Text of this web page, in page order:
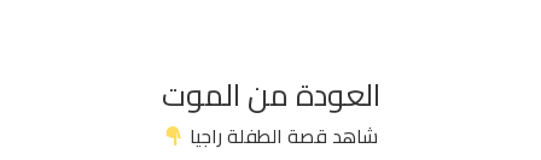
العودة من الموت
شاهد قصة الطفلة راجيا